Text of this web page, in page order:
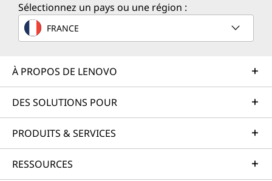
Sélectionnez un pays ou une région :
FRANCE
À PROPOS DE LENOVO
DES SOLUTIONS POUR
PRODUITS & SERVICES
RESSOURCES